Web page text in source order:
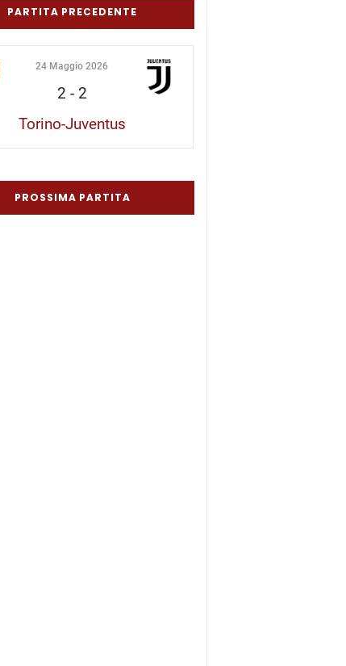
PARTITA PRECEDENTE
24 Maggio 2026
2 - 2
Torino-Juventus
PROSSIMA PARTITA